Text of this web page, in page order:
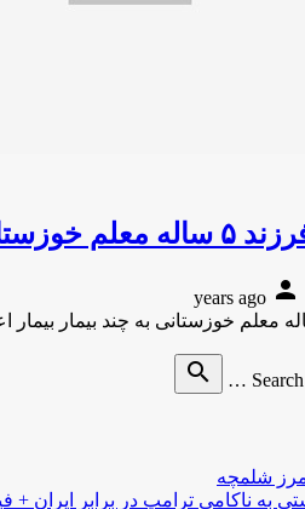
چند بیمار
person
Search …
search
شلمچه
به ناکامی ترامپ در برابر ایران +